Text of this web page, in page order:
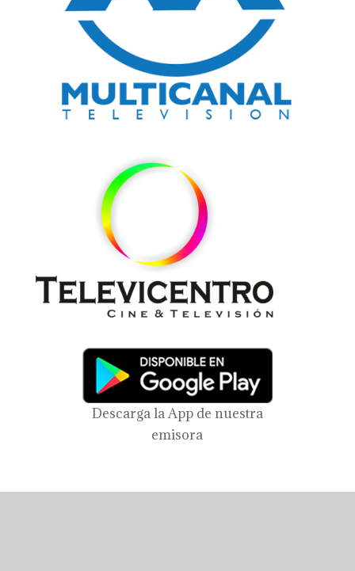
Descarga la App de nuestra
emisora